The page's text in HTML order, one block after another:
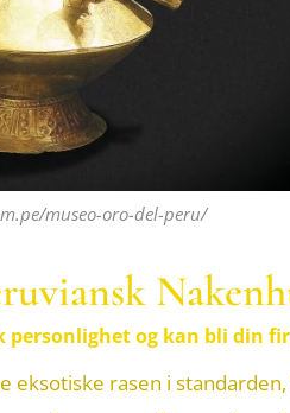
museo-oro-del-peru/
personlighetog kan bli din
rasen i